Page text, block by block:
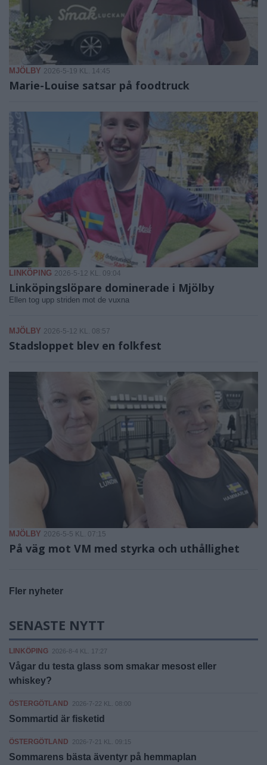
MJÖLBY 2026-5-19 KL. 14:45
Marie-Louise satsar på foodtruck
LINKÖPING 2026-5-12 KL. 09:04
Linköpingslöpare dominerade i Mjölby
Ellen tog upp striden mot de vuxna
MJÖLBY 2026-5-12 KL. 08:57
Stadsloppet blev en folkfest
MJÖLBY 2026-5-5 KL. 07:15
På väg mot VM med styrka och uthållighet
Fler nyheter
SENASTE NYTT
LINKÖPING 2026-8-4 KL. 17:27
Vågar du testa glass som smakar mesost eller
whiskey?
ÖSTERGÖTLAND 2026-7-22 KL. 08:00
Sommartid är fisketid
ÖSTERGÖTLAND 2026-7-21 KL. 09:15
Sommarens bästa äventyr på hemmaplan